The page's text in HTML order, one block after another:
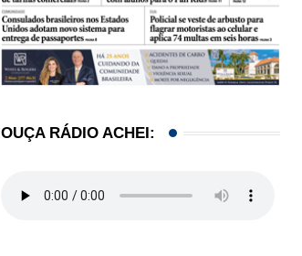
OUÇA RÁDIO ACHEI: